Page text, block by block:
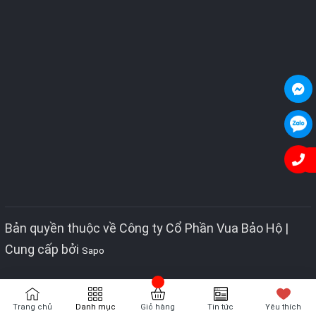
Bản quyền thuộc về Công ty Cổ Phần Vua Bảo Hộ |
Cung cấp bởi Sapo
Trang chủ Danh mục Giỏ hàng Tin tức Yêu thích